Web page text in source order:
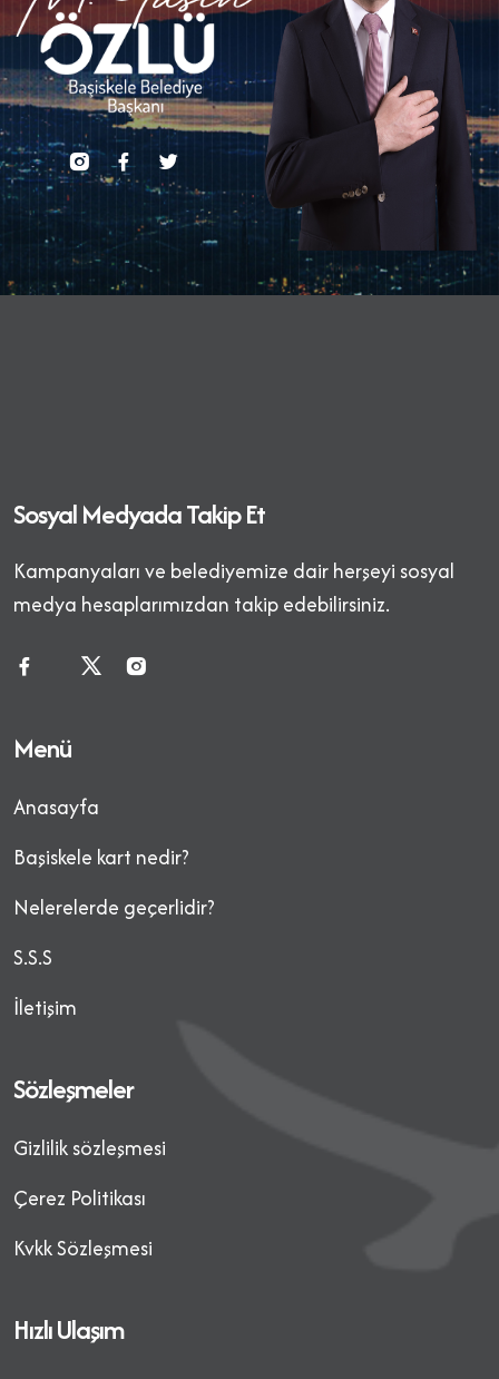
Sosyal Medyada Takip Et
Kampanyaları ve belediyemize dair herşeyi sosyal
medya hesaplarımızdan takip edebilirsiniz.
Menü
Anasayfa
Başiskele kart nedir?
Nelerelerde geçerlidir?
S.S.S
İletişim
Sözleşmeler
Gizlilik sözleşmesi
Çerez Politikası
Kvkk Sözleşmesi
Hızlı Ulaşım